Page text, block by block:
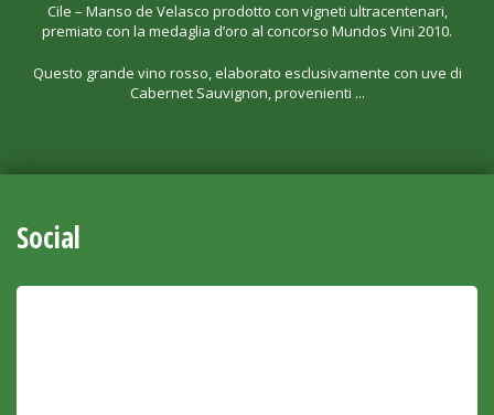
Cile – Manso de Velasco prodotto con vigneti ultracentenari,
premiato con la medaglia d’oro al concorso Mundos Vini 2010.
Questo grande vino rosso, elaborato esclusivamente con uve di
Cabernet Sauvignon, provenienti ...
Social